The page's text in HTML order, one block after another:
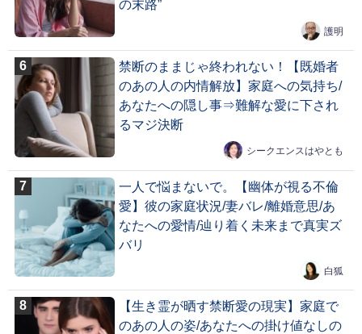
の末路”
護明
禁断のままじゃ終われない！【既婚者
のあの人の内情解放】家庭への気持ち/
あなたへの隠し事⇒難解な愛に下され
るマジ決断
シークエンスはやとも
一人で悩まないで。【幽体が視る不倫
愛】彼の家庭状況/妻バレ/離婚意思/あ
なたへの愛情/辿り着く未来まで真実ズ
バリ
白狐
【生き霊が晒す禁断愛の現実】家庭で
のあの人の姿/あなたへの掛け値なしの